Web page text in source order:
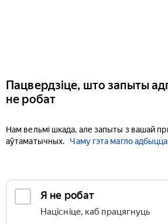
Пацвердзіце, што запыты
не робат
Нам вельмі шкада, але запыты з вашай
аўтаматычных.
Чаму гэта магло
Я не робат
Націсніце, каб працягнуць